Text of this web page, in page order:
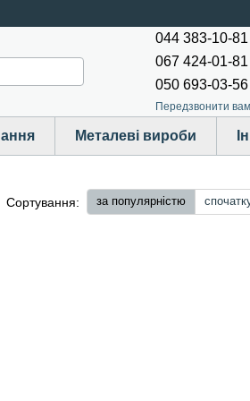
044 383-10-81
067 424-01-81
050 693-03-56
Передзвонити
Металеві вироби
Сортування: за популярністю